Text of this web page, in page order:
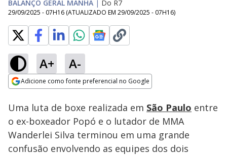
BALANÇO GERAL MANHÃ | Do R7
29/09/2025 - 07H16 (ATUALIZADO EM 29/09/2025 - 07H16)
A+ A-
Adicione como fonte preferencial no Google
Ativar
Loaded:
6.78%
Uma luta de boxe realizada em São Paulo entre
o ex-boxeador Popó e o lutador de MMA
Wanderlei Silva terminou em uma grande
confusão envolvendo as equipes dos dois